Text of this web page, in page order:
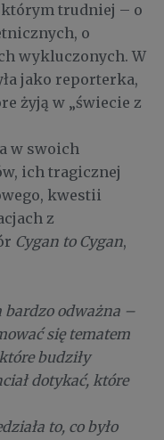
którym trudniej – o
o
wykluczonych. W
jako reporterka,
żyją w „świecie z
w swoich
ich tragicznej
kwestii
z
Cygan to Cygan,
bardzo odważna –
się tematem
budziły
dotykać, które
to, co było